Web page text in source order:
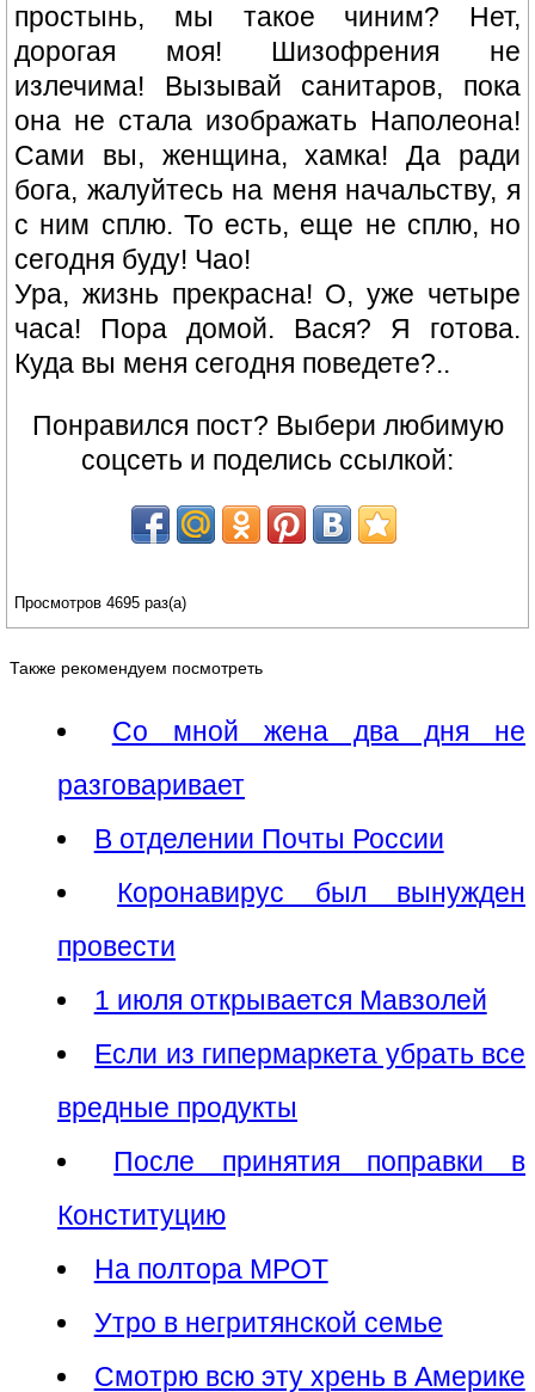
простынь, мы такое чиним? Нет,
дорогая моя! Шизофрения не
излечима! Вызывай санитаров, пока
она не стала изображать Наполеона!
Сами вы, женщина, хамка! Да ради
бога, жалуйтесь на меня начальству, я
с ним сплю. То есть, еще не сплю, но
сегодня буду! Чао!
Ура, жизнь прекрасна! О, уже четыре
часа! Пора домой. Вася? Я готова.
Куда вы меня сегодня поведете?..
Понравился пост? Выбери любимую
соцсеть и поделись ссылкой:
Просмотров 4695 раз(а)
Также рекомендуем посмотреть
Со мной жена два дня не
разговаривает
В отделении Почты России
Коронавирус был вынужден
провести
1 июля открывается Мавзолей
Если из гипермаркета убрать все
вредные продукты
После принятия поправки в
Конституцию
На полтора МРОТ
Утро в негритянской семье
Смотрю всю эту хрень в Америке